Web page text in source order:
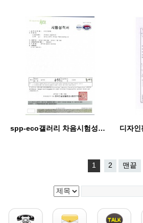
spp-eco갤러리 차음시험성적서20151027
1 2 맨끝